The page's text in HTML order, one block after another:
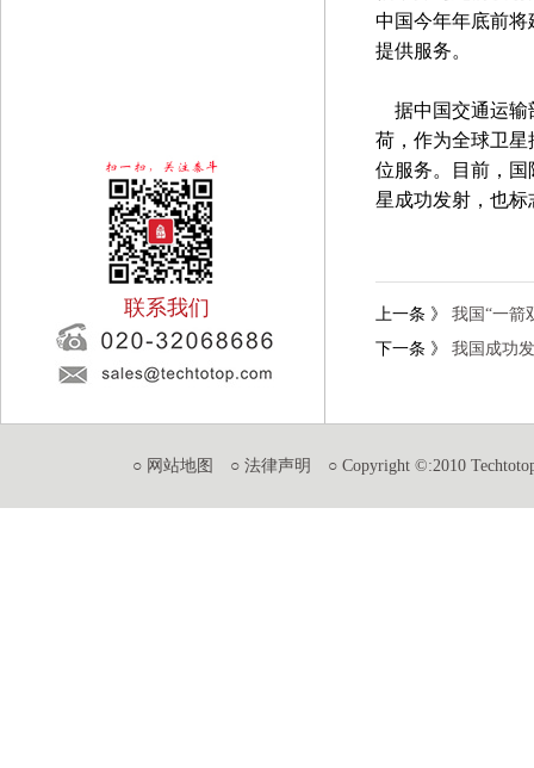
联系我们
中国今年年底前将
提供服务。
据中国交通运输
荷，作为全球卫
位服务。目前，
星成功发射，也标
上一条 》 我国“一箭
下一条 》 我国成功
○ 网站地图 ○ 法律声明 ○ Copyright ©:2010